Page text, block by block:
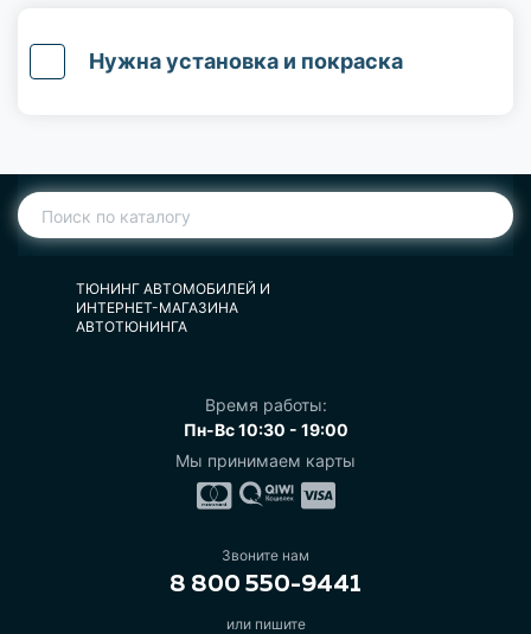
Нужна установка и покраска
ТЮНИНГ АВТОМОБИЛЕЙ И
ИНТЕРНЕТ-МАГАЗИНА
АВТОТЮНИНГА
Время работы:
Пн-Вс 10:30 - 19:00
Мы принимаем карты
Звоните нам
8 800 550-9441
или пишите